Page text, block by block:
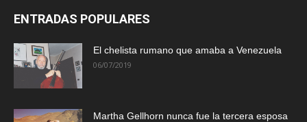
ENTRADAS POPULARES
El chelista rumano que amaba a Venezuela
06/07/2019
Martha Gellhorn nunca fue la tercera esposa